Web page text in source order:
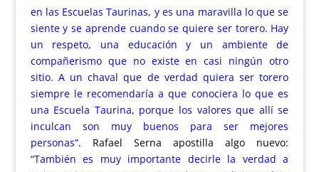
en las Escuelas Taurinas, y es una maravilla lo que se
siente y se aprende cuando se quiere ser torero. Hay
un respeto, una educación y un ambiente de
compañerismo que no existe en casi ningún otro
sitio. A un chaval que de verdad quiera ser torero
siempre le recomendaría a que conociera lo que es
una Escuela Taurina, porque los valores que allí se
inculcan son muy buenos para ser mejores
personas”. Rafael Serna apostilla algo nuevo:
“También es muy importante decirle la verdad a